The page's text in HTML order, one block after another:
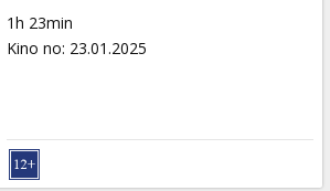
1h 23min
Kino no: 23.01.2025